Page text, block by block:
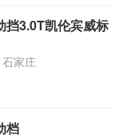
挡3.0T凯伦宾威标
家庄
档